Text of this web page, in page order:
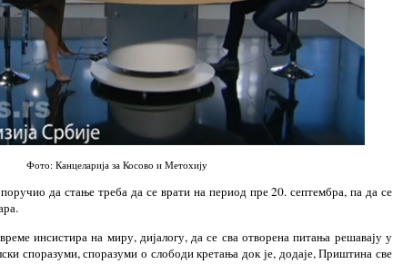
Фото: Канцеларија за Косово и Метохију
да стање треба да се врати на период пре 20. септембра, па да се
инсистира на миру, дијалогу, да се сва отворена питања решавају у
споразуми, споразуми о слободи кретања док је, додаје, Приштина све